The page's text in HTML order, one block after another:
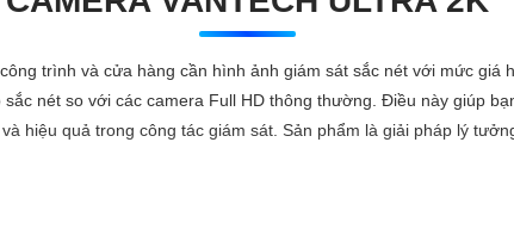
trình và cửa hàng cần hình ảnh giám sát sắc nét với mức giá
nét so với các camera Full HD thông thường. Điều này giúp
hiệu quả trong công tác giám sát. Sản phẩm là giải pháp lý